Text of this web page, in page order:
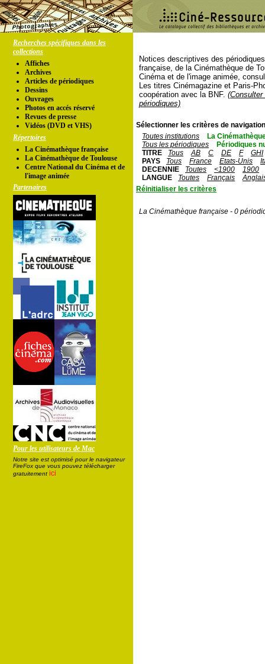
Recherches spécifiques dans les
collections
Affiches
Archives
Articles de périodiques
Dessins
Ouvrages
Photos en accés réservé
Revues de presse
Vidéos (DVD et VHS)
Répertoires
La Cinémathèque française
La Cinémathèque de Toulouse
Centre National du Cinéma et de
l'image animée
Partenaires
Pour les utilisateurs de Mac
Notre site est optimisé pour le navigateur
FireFox que vous pouvez télécharger
gratuitement ici
Notices descriptives des
française, de la Cinémathèque de
Cinéma et de l'image animée,
Les titres Cinémagazine et Paris-
coopération avec la BNF.
périodiques)
Sélectionner les critères de
Toutes institutions
La
Tous les périodiques
Périodiques
TITRE
Tous AB C DE F
GHI
PAYS
Tous France Etats-Unis
DECENNIE
Toutes <1900
1900
LANGUE
Toutes Français
Réinitialiser les critères
La Cinémathèque française - 0